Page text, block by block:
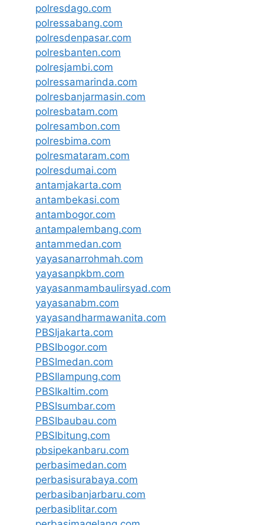
polresdago.com
polressabang.com
polresdenpasar.com
polresbanten.com
polresjambi.com
polressamarinda.com
polresbanjarmasin.com
polresbatam.com
polresambon.com
polresbima.com
polresmataram.com
polresdumai.com
antamjakarta.com
antambekasi.com
antambogor.com
antampalembang.com
antammedan.com
yayasanarrohmah.com
yayasanpkbm.com
yayasanmambaulirsyad.com
yayasanabm.com
yayasandharmawanita.com
PBSIjakarta.com
PBSIbogor.com
PBSImedan.com
PBSIlampung.com
PBSIkaltim.com
PBSIsumbar.com
PBSIbaubau.com
PBSIbitung.com
pbsipekanbaru.com
perbasimedan.com
perbasisurabaya.com
perbasibanjarbaru.com
perbasiblitar.com